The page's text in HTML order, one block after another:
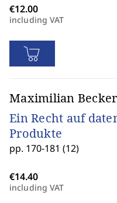
including VAT
Maximilian Becker
Ein Recht auf
Produkte
pp. 170-181 (12)
including VAT